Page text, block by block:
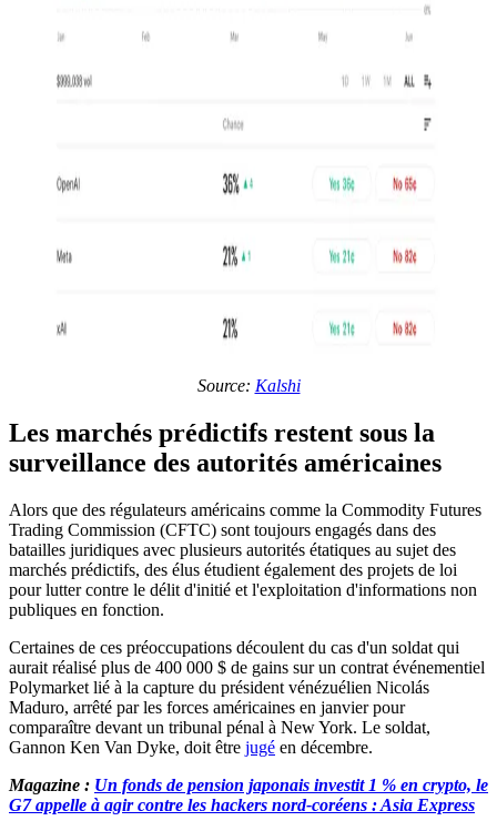
Source: Kalshi
Les marchés prédictifs restent sous la
surveillance des autorités américaines
Alors que des régulateurs américains comme la Commodity Futures
Trading Commission (CFTC) sont toujours engagés dans des
batailles juridiques avec plusieurs autorités étatiques au sujet des
marchés prédictifs, des élus étudient également des projets de loi
pour lutter contre le délit d'initié et l'exploitation d'informations non
publiques en fonction.
Certaines de ces préoccupations découlent du cas d'un soldat qui
aurait réalisé plus de 400 000 $ de gains sur un contrat événementiel
Polymarket lié à la capture du président vénézuélien Nicolás
Maduro, arrêté par les forces américaines en janvier pour
comparaître devant un tribunal pénal à New York. Le soldat,
Gannon Ken Van Dyke, doit être jugé en décembre.
Magazine : Un fonds de pension japonais investit 1 % en crypto, le
G7 appelle à agir contre les hackers nord-coréens : Asia Express